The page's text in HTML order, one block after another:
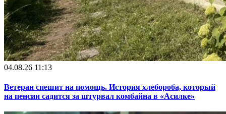
04.08.26 11:13
Ветеран спешит на помощь. История хлебороба, который
на пенсии садится за штурвал комбайна в «Асилке»